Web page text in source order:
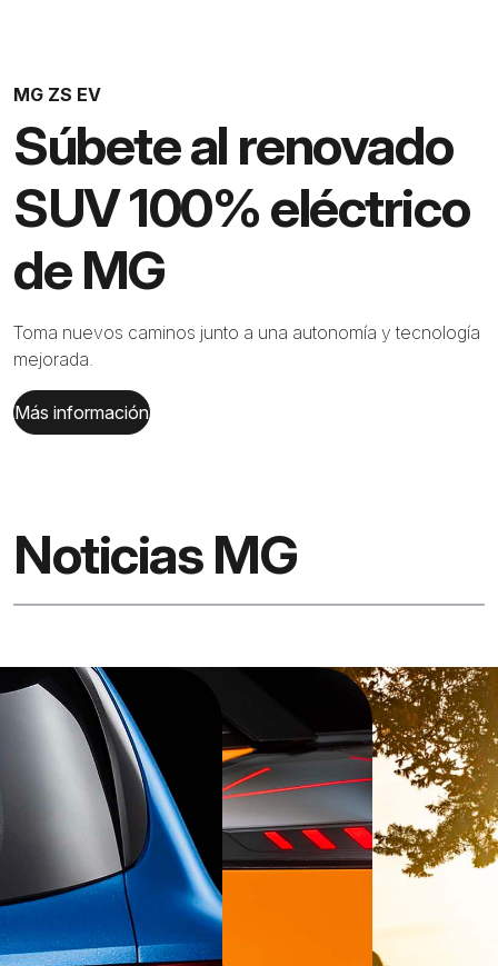
MG ZS EV
Súbete al renovado
SUV 100% eléctrico
de MG
Toma nuevos caminos junto a una autonomía y tecnología
mejorada.
Más información
Noticias MG